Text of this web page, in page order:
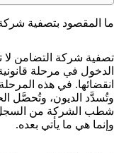
ما المقصود بتصفية
تصفية شركة التضامن لا
الدخول في مرحلة
انقضائها. في هذه
وتُسدَّد الديون، وتُحصَّل
شطب الشركة من
وإنما هي ما يأتي بعده.